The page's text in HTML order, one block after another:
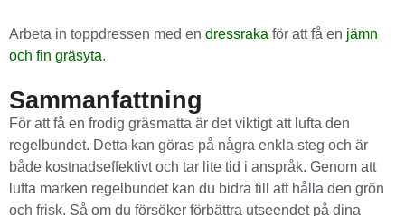
Arbeta in toppdressen med en dressraka för att få en jämn
och fin gräsyta.
Sammanfattning
För att få en frodig gräsmatta är det viktigt att lufta den
regelbundet. Detta kan göras på några enkla steg och är
både kostnadseffektivt och tar lite tid i anspråk. Genom att
lufta marken regelbundet kan du bidra till att hålla den grön
och frisk. Så om du försöker förbättra utseendet på dina